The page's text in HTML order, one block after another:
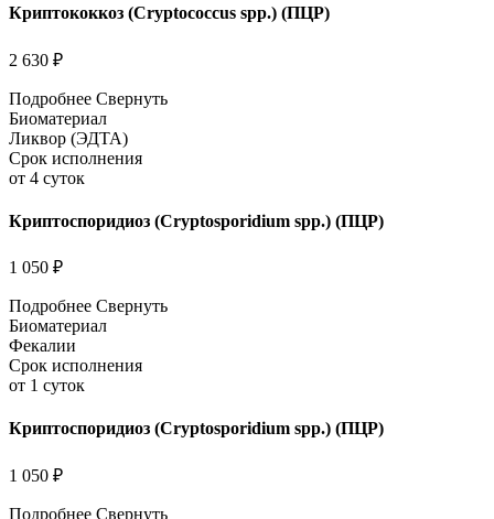
Криптококкоз (Cryptococcus spp.) (ПЦР)
2 630 ₽
Подробнее Свернуть
Биоматериал
Ликвор (ЭДТА)
Срок исполнения
от 4 суток
Криптоспоридиоз (Cryptosporidium spp.) (ПЦР)
1 050 ₽
Подробнее Свернуть
Биоматериал
Фекалии
Срок исполнения
от 1 суток
Криптоспоридиоз (Cryptosporidium spp.) (ПЦР)
1 050 ₽
Подробнее Свернуть